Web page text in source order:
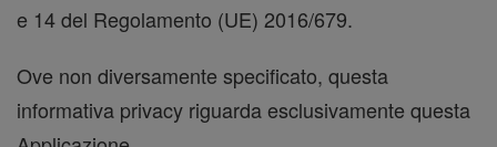
e 14 del Regolamento (UE) 2016/679.
Ove non diversamente specificato, questa
informativa privacy riguarda esclusivamente questa